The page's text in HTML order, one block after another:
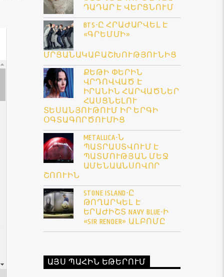
ԴԱԴԱՐ Է ՎԵՐՑՆՈՒՄ
BTS-Ը ՀՐԱԺԱՐՎԵԼ Է
«ԳՐԵՄՄԻ»
ՄՐՑԱՆԱԿԱԲԱՇԽՈՒԹՅՈՒՆԻՑ
ՔԵԹԻ ՓԵՐԻՆ
ՎՐԴՈՎՎԱԾ Է
ԻՐԱՆԻՆ ՀԱՐՎԱԾՆԵՐ
ՀԱՍՑՆԵԼՈՒ
ՏԵՍԱՆՅՈՒԹՈՒՄ ԻՐ ԵՐԳԻ
ՕԳՏԱԳՈՐԾՈՒՄԻՑ
METALLICA-Ն
ՊԱՏՐԱՍՏՎՈՒՄ Է
ՊԱՏՄՈՒԹՅԱՆ ՄԵՋ
ԱՄԵՆԱԱՆՍՈՎՈՐ
ՇՈՈՒԻՆ
STONE ISLAND-Ը
ԹՈՂԱՐԿԵԼ Է
ԵՐԱԺԻՇՏ NAVY BLUE-Ի
«SIR RENDER» ԱԼԲՈՄԸ
ԱՅՍ ՊԱՀԻՆ ԵԹԵՐՈՒՄ